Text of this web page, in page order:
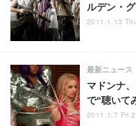
ルデン・
2011.1.13
マドンナ
で“聴いて
最新ニュース
2011.1.7 Fri